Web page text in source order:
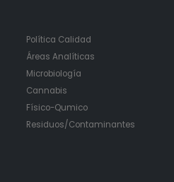
Política Calidad
Áreas Analíticas
Microbiología
Cannabis
Físico-Qumico
Residuos/Contaminantes